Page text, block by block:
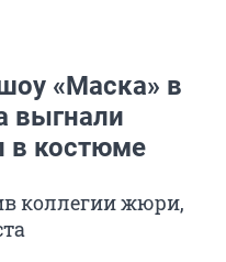
«Маска» в
выгнали
в костюме
коллегии жюри,